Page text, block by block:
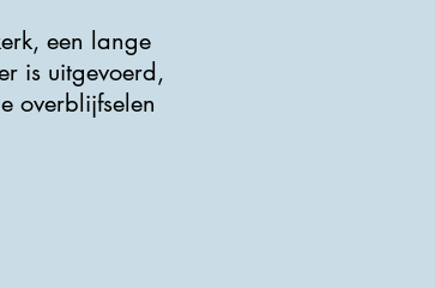
een lange
is uitgevoerd,
overblijfselen